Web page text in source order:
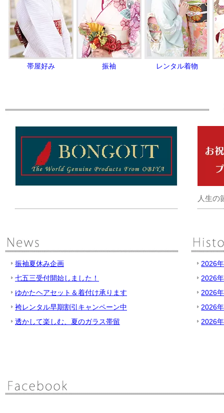
帯屋好み 振袖 レンタル着物
人生の
振袖夏休み企画
七五三受付開始しました！
ゆかたヘアセット＆着付け承ります
袴レンタル早期割引キャンペーン中
透かして楽しむ、夏のガラス帯留
2026
2026
2026
2026
2026